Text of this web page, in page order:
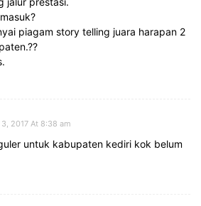
piagam story telling juara harapan 2
3, 2017 At 8:38 am
untuk kabupaten kediri kok belum